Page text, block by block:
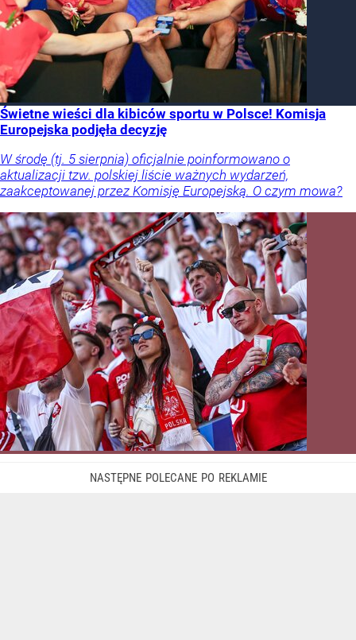
Świetne wieści dla kibiców sportu w Polsce! Komisja
Europejska podjęła decyzję
W środę (tj. 5 sierpnia) oficjalnie poinformowano o
aktualizacji tzw. polskiej liście ważnych wydarzeń,
zaakceptowanej przez Komisję Europejską. O czym mowa?